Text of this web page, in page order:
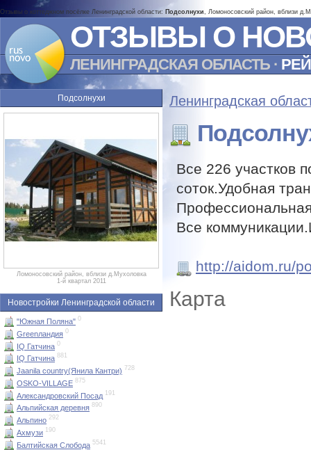
Отзывы о коттеджном посёлке Ленинградской области: Подсолнухи, Ломоносовский район, вблизи
ОТЗЫВЫ О
ЛЕНИНГРАДСКАЯ ОБЛАСТЬ ·
Подсолнухи
Ломоносовский район, вблизи д.Мухоловка
1-й квартал 2011
Новостройки Ленинградской области
"Южная Поляна" 0
Greenландия 0
IQ Гатчина 0
IQ Гатчина 881
Jaanila country(Янила Кантри) 728
OSKO-VILLAGE 875
Александровский Посад 191
Альпийская деревня 890
Альпино 292
Ахмузи 190
Балтийская Слобода 5541
Ленинградская
Все 226 участков
соток.Удобная
Все
http://aidom.ru/
Карта